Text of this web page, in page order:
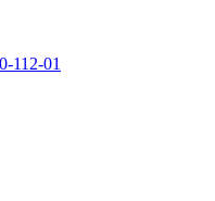
112-01